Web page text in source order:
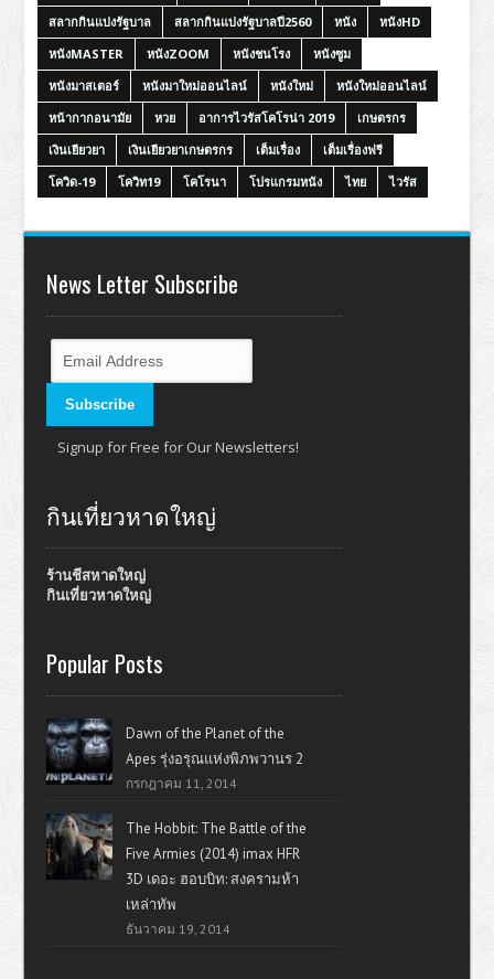
สลากกินแบ่งรัฐบาล
สลากกินแบ่งรัฐบาลปี2560 หนัง
หนังHD
หนังMASTER
หนังZOOM หนังชนโรง
หนังซูม
หนังมาสเตอร์
หนังมาใหม่ออนไลน์ หนังใหม่
หนังใหม่ออนไลน์
หน้ากากอนามัย
หวย อาการไวรัสโคโรน่า 2019
เกษตรกร
เงินเยียวยา
เงินเยียวยาเกษตรกร เต็มเรื่อง
เต็มเรื่องฟรี
โควิด-19
โควิท19 โคโรนา โปรแกรมหนัง ไทย ไวรัส
News Letter Subscribe
Signup for Free for Our Newsletters!
กินเที่ยวหาดใหญ่
ร้านชีสหาดใหญ่
กินเที่ยวหาดใหญ่
Popular Posts
Dawn of the Planet of the
Apes รุ่งอรุณแห่งพิภพวานร 2
กรกฎาคม 11, 2014
The Hobbit: The Battle of the
Five Armies (2014) imax HFR
3D เดอะ ฮอบบิท: สงครามห้า
เหล่าทัพ
ธันวาคม 19, 2014